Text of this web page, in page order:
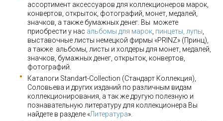
ассортимент аксессуаров для коллекционеров марок,
конвертов, открыток, фотографий, монет, медалей,
значков, а также бумажных денег. Вы можете
приобрести у нас альбомы для марок пинцеты, лупы
выставочные листы немецкой фирмы «PRINZ» (Принц),
а также альбомы, листы и холдеры для монет, медалей,
значков, бумажных денег, открыток, конвертов,
фотографий.
Каталоги Standart-Collection (Стандарт Коллекция),
Соловьева и других изданий по различным видам
коллекционирования, а так же другую полезную и
познавательную литературу для коллекционера Вы
найдете в разделе «Литература».